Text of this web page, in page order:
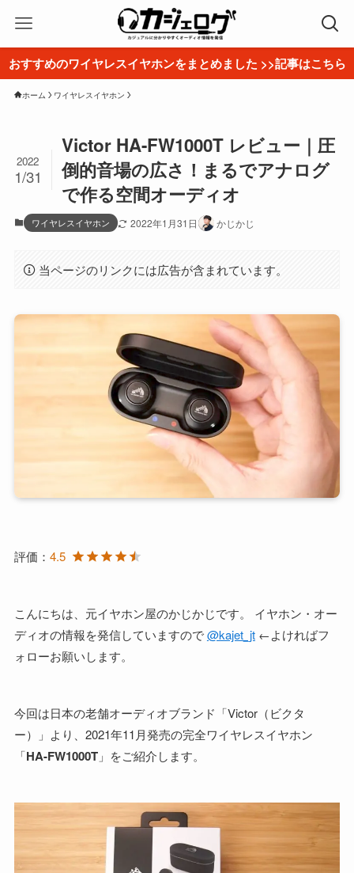
おすすめのワイヤレスイヤホンをまとめました >>記事はこちら
ホーム ワイヤレスイヤホン
Victor HA-FW1000T レビュー｜圧
倒的音場の広さ！まるでアナログ
で作る空間オーディオ
2022
1/31
ワイヤレスイヤホン 2022年1月31日 かじかじ
当ページのリンクには広告が含まれています。
評価： 4.5
こんにちは、元イヤホン屋のかじかじです。 イヤホン・オー
ディオの情報を発信していますので@kajet_jt←よければフ
ォローお願いします。
今回は日本の老舗オーディオブランド「Victor（ビクタ
ー）」より、2021年11月発売の完全ワイヤレスイヤホン
「HA-FW1000T」をご紹介します。